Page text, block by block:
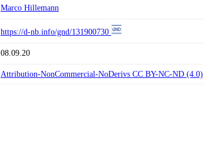
Marco Hillemann
https://d-nb.info/gnd/131900730
08.09.20
Attribution-NonCommercial-NoDerivs CC BY-NC-ND (4.0)